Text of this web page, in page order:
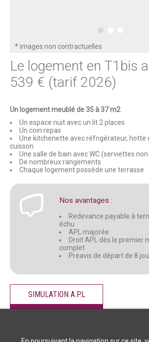
* images non contractuelles
Le logement en T1bis
539 € (tarif 2026)
Un logement meublé de 35 à 37 m2
Un espace nuit avec un lit 2 places
Un coin repas
Une kitchenette avec réfrigérateur, hotte
cuisson
Une salle de bain avec WC (serviettes
De nombreux rangements
Chaque logement possède une terrasse
Nos avantages :
Redevance payable à
échu
APL majorée
Droit APL dès le premier
complet
Préavis de départ de 8
SIMULATION A.P.L